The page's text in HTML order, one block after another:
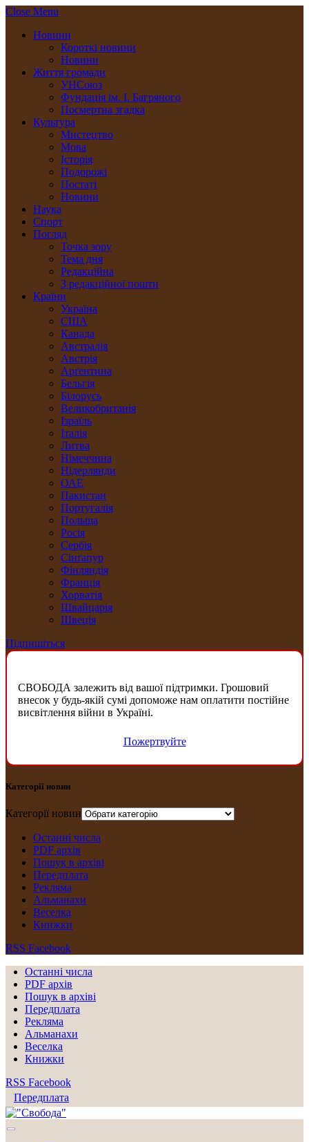
Close Menu
Новини
Короткі новини
Новини
Життя громади
УНСоюз
Фундація ім. І. Багряного
Посмертна згадка
Культура
Мистецтво
Мова
Історія
Подорожі
Постаті
Новини
Наука
Спорт
Погляд
Точка зору
Тема дня
Редакційна
З редакційної пошти
Країни
Україна
США
Канада
Австралія
Австрія
Арґентина
Бельгія
Білорусь
Великобританія
Ізраїль
Італія
Литва
Німеччина
Нідерлянди
ОАЕ
Пакистан
Португалія
Польща
Росія
Сербія
Сінґапур
Фінляндія
Франція
Хорватія
Швайцарія
Швеція
Підпишіться
СВОБОДА залежить від вашої підтримки. Грошовий
внесок у будь-якій сумі допоможе нам оплатити постійне
висвітлення війни в Україні.
Пожертвуйте
Категорії новин
Категорії новин
Останні числа
PDF архів
Пошук в архіві
Передплата
Рекляма
Альманахи
Веселка
Книжки
RSS Facebook
Останні числа
PDF архів
Пошук в архіві
Передплата
Рекляма
Альманахи
Веселка
Книжки
RSS Facebook
Передплата